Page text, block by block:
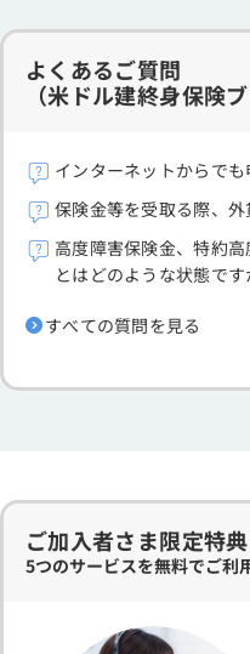
よくあるご質問
（米ドル建終身保険ブ
インターネットからで
保険金等を受取る際、
高度障害保険金、特約高
とはどのような状態です
すべての質問を見る
ご加入者さま限定特典
5つのサービスを無料でご利